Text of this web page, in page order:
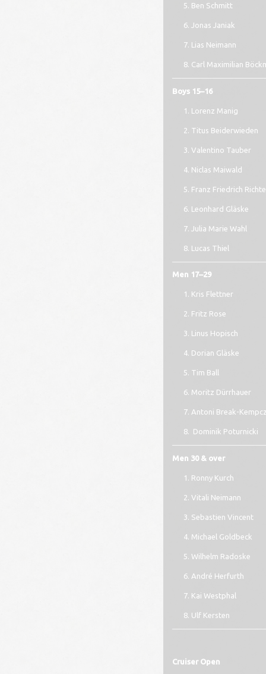
Ben Schmitt
Jonas Janiak
Lias Neimann
Carl Maximilian
Boys 15–16
Lorenz Manig
Titus Beiderwieden
Valentino Tauber
Niclas Maiwald
Franz Friedrich
Leonhard Gläske
Julia Marie Wahl
Lucas Thiel
Men 17–29
Kris Flettner
Fritz Rose
Linus Hopisch
Dorian Gläske
Tim Ball
Moritz Dürrhauer
Antoni Break-
Dominik Poturnicki
Men 30 & over
Ronny Kurch
Vitali Neimann
Sebastien Vincent
Michael Goldbeck
Wilhelm Radoske
André Herfurth
Kai Westphal
Ulf Kersten
Cruiser Open